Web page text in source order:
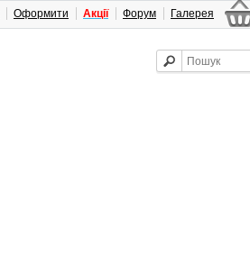
Оформити Акції Форум Галерея